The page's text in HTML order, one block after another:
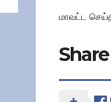
மாவட்ட
Share